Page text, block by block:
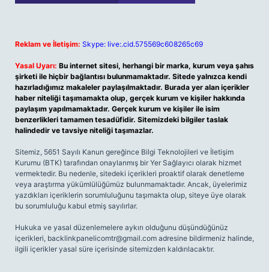
Reklam ve İletişim: Skype: live:.cid.575569c608265c69
Yasal Uyarı: Bu internet sitesi, herhangi bir marka, kurum veya şahıs
şirketi ile hiçbir bağlantısı bulunmamaktadır. Sitede yalnızca kendi
hazırladığımız makaleler paylaşılmaktadır. Burada yer alan içerikler
haber niteliği taşımamakta olup, gerçek kurum ve kişiler hakkında
paylaşım yapılmamaktadır. Gerçek kurum ve kişiler ile isim
benzerlikleri tamamen tesadüfidir. Sitemizdeki bilgiler taslak
halindedir ve tavsiye niteliği taşımazlar.
Sitemiz, 5651 Sayılı Kanun gereğince Bilgi Teknolojileri ve İletişim
Kurumu (BTK) tarafından onaylanmış bir Yer Sağlayıcı olarak hizmet
vermektedir. Bu nedenle, sitedeki içerikleri proaktif olarak denetleme
veya araştırma yükümlülüğümüz bulunmamaktadır. Ancak, üyelerimiz
yazdıkları içeriklerin sorumluluğunu taşımakta olup, siteye üye olarak
bu sorumluluğu kabul etmiş sayılırlar.
Hukuka ve yasal düzenlemelere aykırı olduğunu düşündüğünüz
içerikleri, backlinkpanelicomtr@gmail.com adresine bildirmeniz halinde,
ilgili içerikler yasal süre içerisinde sitemizden kaldırılacaktır.